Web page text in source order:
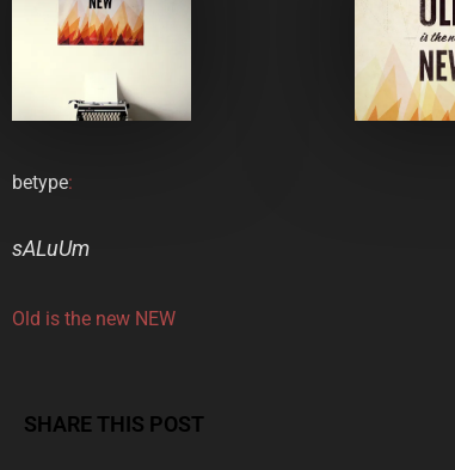
betype:
sALuUm
Old is the new NEW
SHARE THIS POST